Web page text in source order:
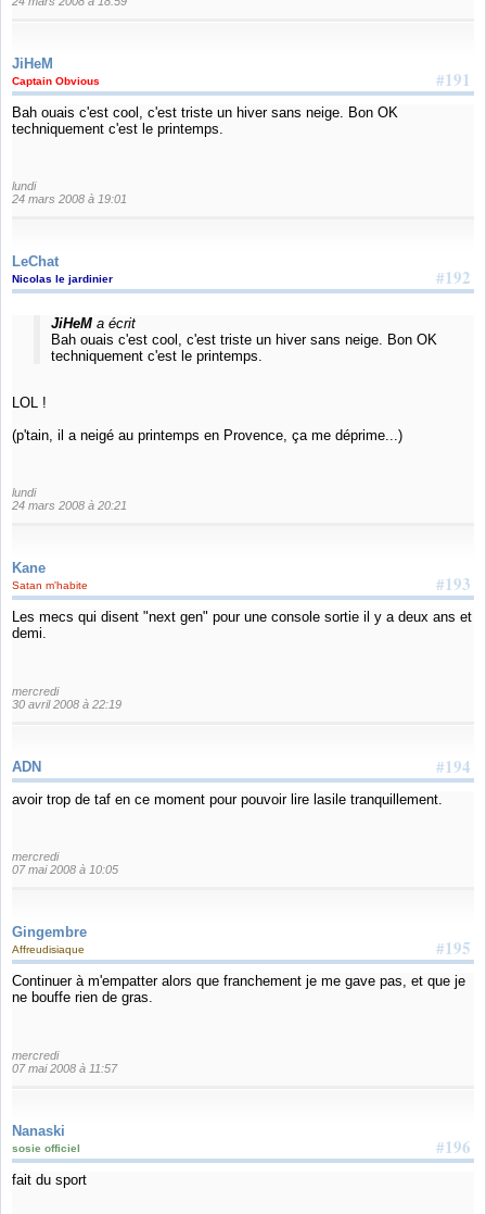
JiHeM
#191
Captain Obvious
Bah ouais c'est cool, c'est triste un hiver sans neige. Bon OK
techniquement c'est le printemps.
lundi
24 mars 2008 à 19:01
LeChat
#192
Nicolas le jardinier
JiHeMa écrit
Bah ouais c'est cool, c'est triste un hiver sans neige. Bon OK
techniquement c'est le printemps.
LOL !
(p'tain, il a neigé au printemps en Provence, ça me déprime...)
lundi
24 mars 2008 à 20:21
Kane
#193
Satan m'habite
Les mecs qui disent "next gen" pour une console sortie il y a deux ans et
demi.
mercredi
30 avril 2008 à 22:19
#194
ADN
avoir trop de taf en ce moment pour pouvoir lire lasile tranquillement.
mercredi
07 mai 2008 à 10:05
Gingembre
#195
Affreudisiaque
Continuer à m'empatter alors que franchement je me gave pas, et que je
ne bouffe rien de gras.
mercredi
07 mai 2008 à 11:57
Nanaski
#196
sosie officiel
fait du sport